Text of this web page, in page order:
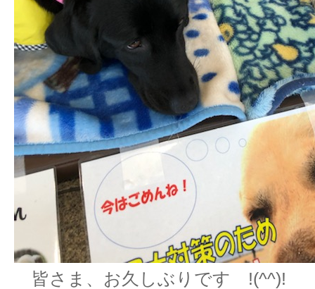
皆さま、お久しぶりです !(^^)!